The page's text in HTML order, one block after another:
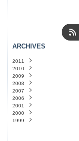
ARCHIVES
2011
Janvier
2010
Décembre
Novembre
Octobre
Septembre
Août
Juillet
Juin
2009
Décembre
Novembre
Octobre
Septembre
Août
Juillet
2008
Décembre
Novembre
Octobre
Septembre
Août
2007
Décembre
Mai(1)
Mars
2006
Avril
2001
Septembre
Janvier
2000
Novembre
1999